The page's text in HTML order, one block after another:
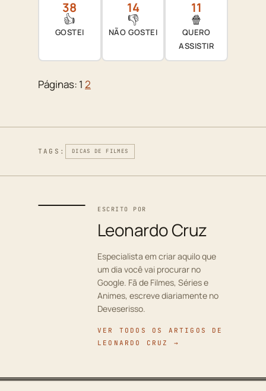
38
👍
GOSTEI
14
👎
NÃO GOSTEI
11
🍿
QUERO
ASSISTIR
Páginas: 1 2
TAGS: DICAS DE FILMES
ESCRITO POR
Leonardo Cruz
Especialista em criar aquilo que
um dia você vai procurar no
Google. Fã de Filmes, Séries e
Animes, escreve diariamente no
Deveserisso.
VER TODOS OS ARTIGOS DE
LEONARDO CRUZ →